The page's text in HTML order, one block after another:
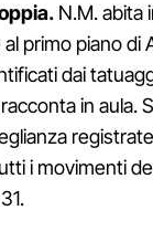
N.M. abita
primo piano di
dai
in aula.
i movimenti